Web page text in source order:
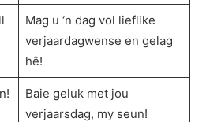
Mag u ‘n dag vol lieflike
verjaardagwense en gelag
hê!
Baie geluk met jou
verjaarsdag, my seun!